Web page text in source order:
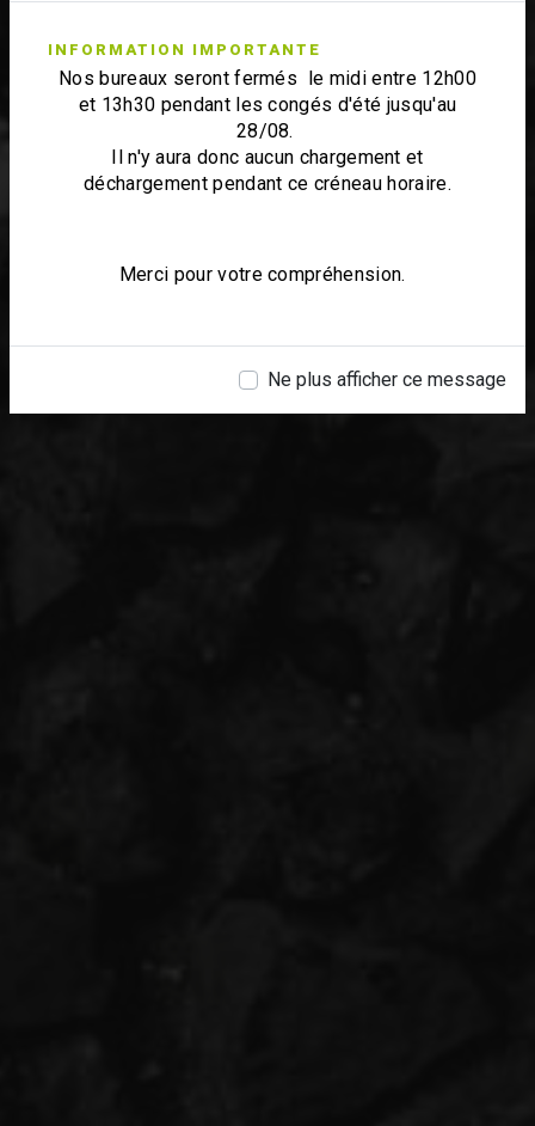
INFORMATION IMPORTANTE
Nos bureaux seront fermés le midi entre 12h00
et 13h30 pendant les congés d'été jusqu'au
28/08.
Il n'y aura donc aucun chargement et
déchargement pendant ce créneau horaire.
Merci pour votre compréhension.
Ne plus afficher ce message